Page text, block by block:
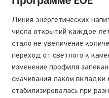
Линия энергетических
числа открытий каждое
стало не увеличение
переход от светлого к
изменение профиля
смачивания лаком
стабилизировалась при